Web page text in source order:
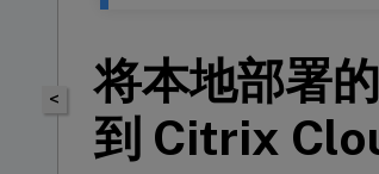
<
将本地部署
到 Citrix